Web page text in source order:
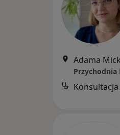
Adama
Przychodnia